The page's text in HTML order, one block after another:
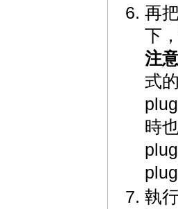
再
下
注
式
時
執